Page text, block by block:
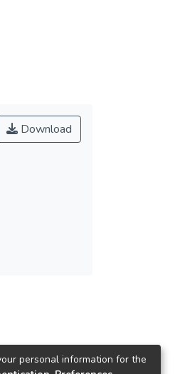
Download
personal information for the